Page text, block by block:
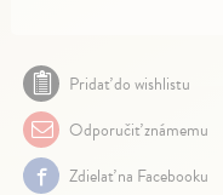
Pridať do wishlistu
Odporučiť známemu
Zdielať na Facebooku